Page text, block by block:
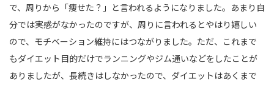
で、周りから「痩せた？」と言われるようになりました。あまり自
分では実感がなかったのですが、周りに言われるとやはり嬉しい
ので、モチベーション維持にはつながりました。ただ、これまで
もダイエット目的だけでランニングやジム通いなどをしたことが
ありましたが、長続きはしなかったので、ダイエットはあくまで